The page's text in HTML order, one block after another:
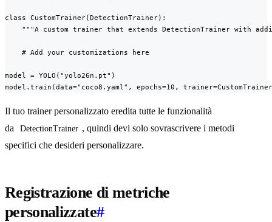
class CustomTrainer(DetectionTrainer):
"""A custom trainer that extends DetectionTrainer with
    # Add your customizations here
model = YOLO("yolo26n.pt")
model.train(data="coco8.yaml", epochs=10,
Il tuo trainer personalizzato eredita tutte le funzionalità
da
DetectionTrainer , quindi devi solo sovrascrivere i metodi
specifici che desideri personalizzare.
Registrazione di metriche
personalizzate#